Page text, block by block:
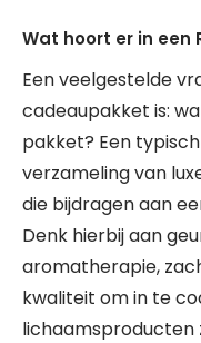
Wat hoort er in een
Een veelgestelde
cadeaupakket is:
pakket? Een
verzameling van
die bijdragen aan
Denk hierbij aan
aromatherapie,
kwaliteit om in te
lichaamsproducten